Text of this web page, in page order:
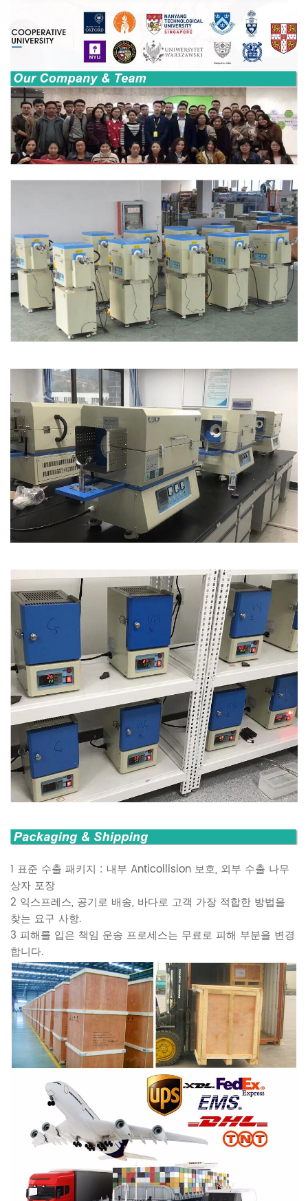
1 표준 수출 패키지 : 내부 Anticollision 보호, 외부 수출 나무
상자 포장
2 익스프레스, 공기로 배송, 바다로 고객 가장 적합한 방법을
찾는 요구 사항.
3 피해를 입은 책임 운송 프로세스는 무료로 피해 부분을 변경
합니다.